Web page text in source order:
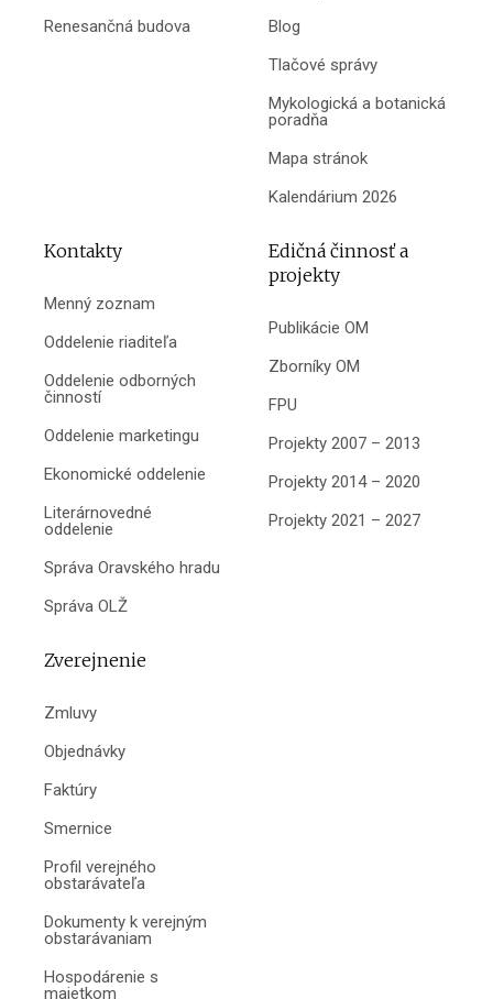
Renesančná budova
Blog
Tlačové správy
Mykologická a botanická
poradňa
Mapa stránok
Kalendárium 2026
Kontakty
Menný zoznam
Oddelenie riaditeľa
Oddelenie odborných
činností
Oddelenie marketingu
Ekonomické oddelenie
Literárnovedné
oddelenie
Správa Oravského hradu
Správa OLŽ
Edičná činnosť a
projekty
Publikácie OM
Zborníky OM
FPU
Projekty 2007 – 2013
Projekty 2014 – 2020
Projekty 2021 – 2027
Zverejnenie
Zmluvy
Objednávky
Faktúry
Smernice
Profil verejného
obstarávateľa
Dokumenty k verejným
obstarávaniam
Hospodárenie s
majetkom